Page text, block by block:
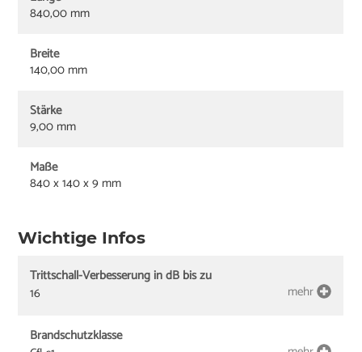
840,00 mm
Breite
140,00 mm
Stärke
9,00 mm
Maße
840 x 140 x 9 mm
Wichtige Infos
Trittschall-Verbesserung in dB bis zu
16
mehr
Brandschutzklasse